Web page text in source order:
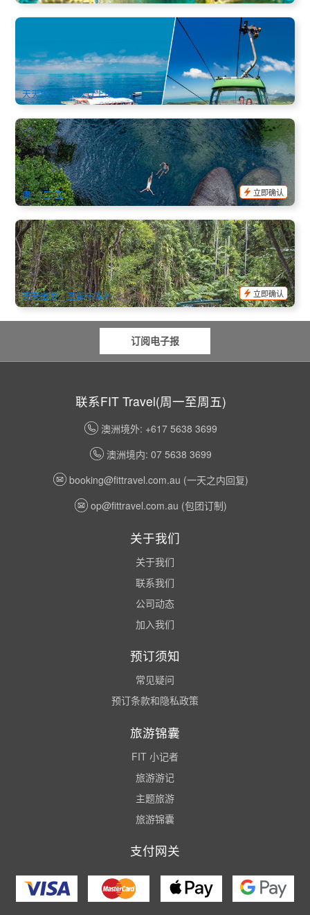
凯恩斯外堡礁豪华3天2晚地接团 (中文小团体出发)
1.7k 已预订
AUD $647.00 $692.00
CNS03440
天天出发 (需4人以上成团)
半日雨林瀑布探险与天然水花梯 (英文) 凯恩斯出发
744 已预订
AUD $126.00 $129.00
CNS03239
周一/三/五
立即确认
库兰达热带雨林公园一日游(野生动物园+水陆两用车+土著文
化体验+澳式烧烤午餐)
541 已预订
AUD $146.00 $160.00
CNS03276
天天出发，圣诞节除外
立即确认
订阅电子报
联系FIT Travel(周一至周五)
澳洲境外: +617 5638 3699
澳洲境内: 07 5638 3699
booking@fittravel.com.au (一天之内回复)
op@fittravel.com.au (包团订制)
关于我们
关于我们
联系我们
公司动态
加入我们
预订须知
常见疑问
预订条款和隐私政策
旅游锦囊
FIT 小记者
旅游游记
主题旅游
旅游锦囊
支付网关